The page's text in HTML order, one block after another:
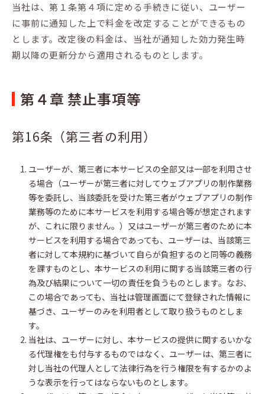
当社は、第１条第４項に定める手続きに従い、ユーザー
に事前に通知した上で料金を改定することができるもの
とします。改定後の料金は、当社が通知した効力発生時
期以降の更新分から適用されるものとします。
第４章 禁止事項等
第16条（第三者の利用）
ユーザーが、第三者に本サービスの全部又は一部を利用させ
る場合（ユーザーが第三者に対してウェブアプリの制作業務
等を委託し、当該委託を受けた第三者がウェブアプリの制作
業務等のために本サービスを利用する場合等が想定されます
が、これに限りません。）又はユーザーが第三者のために本
サービスを利用する場合であっても、ユーザーは、当該第三
者に対して本規約に基づいて自らが負担するのと同等の義務
を課すものとし、本サービスの利用に関する当該第三者の行
為及び結果について一切の責任を負うものとします。なお、
この場合であっても、当社は管理画面にて登録された情報に
基づき、ユーザーのみを利用者として取り扱うものとしま
す。
当社は、ユーザーに対し、本サービスの提供に関するいかな
る代理権をも付与するものではなく、ユーザーは、第三者に
対し当社の代理人として法律行為を行う権限を有するかのよ
うな表示を行ってはならないものとします。